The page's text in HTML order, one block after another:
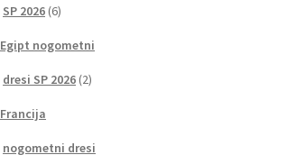
SP 2026 66
Egipt nogometni
dresi SP 2026 22
Francija
nogometni dresi